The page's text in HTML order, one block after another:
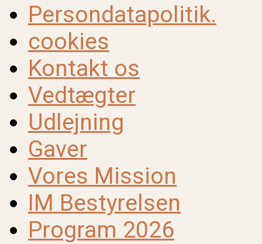
Persondatapolitik.
cookies
Kontakt os
Vedtægter
Udlejning
Gaver
Vores Mission
IM Bestyrelsen
Program 2026